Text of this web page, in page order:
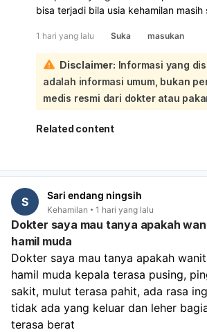
bisa terjadi bila usia kehamilan
bisa saja tanda awal menstruasi,
kasus juga bisa merupakan
Karena Anda sempat keluar darah
belum terlihat kantong, Anda perlu
memastikan apakah ini kehamilan
sangat awal, atau kemungkinan
luar kandungan. Sebaiknya periksa
banyak, nyeri perut hebat, pusing,
1 hari yang lalu Suka masukan
Disclaimer: Informasi yang
adalah informasi umum, bukan
medis resmi dari dokter atau
Related content
S Sari endang ningsih
Kehamilan 1 hari yang lalu
Dokter saya mau tanya apakah
hamil muda
Dokter saya mau tanya apakah
hamil muda kepala terasa pusing,
sakit, mulut terasa pahit, ada rasa
tidak ada yang keluar dan leher
terasa berat